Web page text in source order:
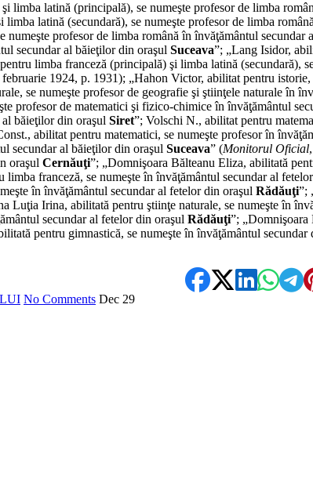
limba latină (principală), se numeşte profesor de limba
latină (secundară), se numeşte profesor de limba
numeşte profesor de limba română în învăţământul secundar
secundar al băieţilor din oraşul Suceava”; „Lang Isidor,
limba franceză (principală) şi limba latină (secundară),
1924, p. 1931); „Hahon Victor, abilitat pentru
se numeşte profesor de geografie şi ştiinţele naturale în
profesor de matematici şi fizico-chimice în învăţământul
băieţilor din oraşul Siret”; Volschi N., abilitat pentru
abilitat pentru matematici, se numeşte profesor în
secundar al băieţilor din oraşul Suceava” (Monitorul Oficial
oraşul Cernăuţi”; „Domnişoara Bălteanu Eliza, abilitată
franceză, se numeşte în învăţământul secundar al
în învăţământul secundar al fetelor din oraşul Rădăuţi”;
Luţia Irina, abilitată pentru ştiinţe naturale, se numeşte în
secundar al fetelor din oraşul Rădăuţi”; „Domnişoara
pentru gimnastică, se numeşte în învăţământul secundar
No Comments Dec 29